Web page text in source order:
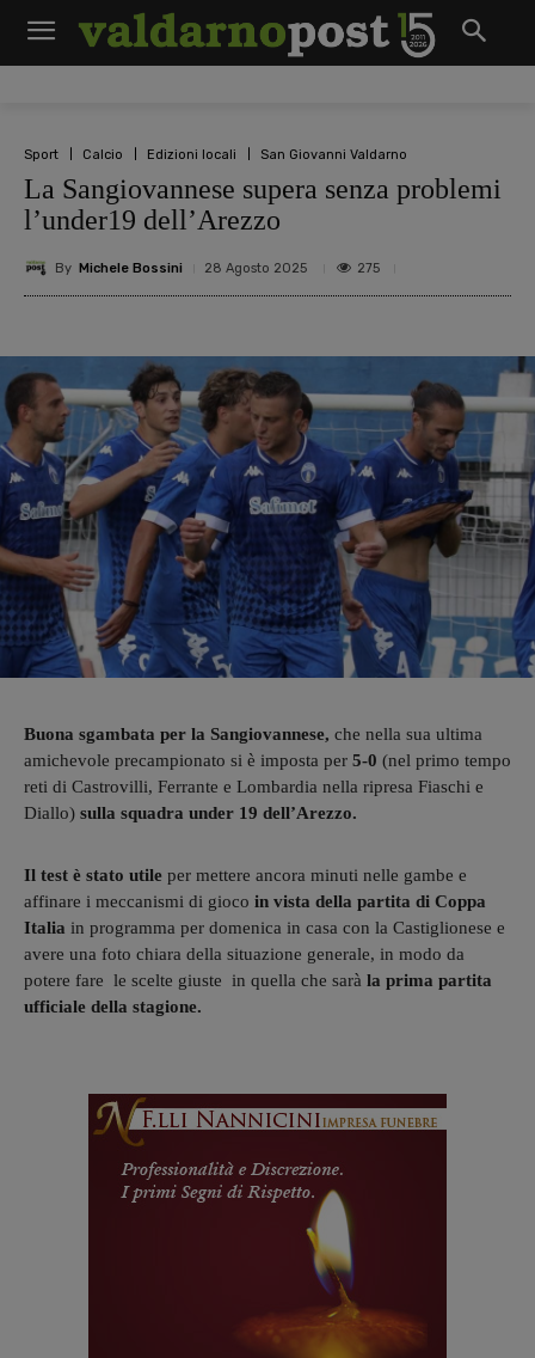
Sport Calcio Edizioni locali San Giovanni Valdarno
La Sangiovannese supera senza problemi
l’under19 dell’Arezzo
By Michele Bossini 28 Agosto 2025 275
Buona sgambata per la Sangiovannese, che nella sua ultima
amichevole precampionato si è imposta per 5-0 (nel primo tempo
reti di Castrovilli, Ferrante e Lombardia nella ripresa Fiaschi e
Diallo) sulla squadra under 19 dell’Arezzo.
Il test è stato utile per mettere ancora minuti nelle gambe e
affinare i meccanismi di gioco in vista della partita di Coppa
Italia in programma per domenica in casa con la Castiglionese e
avere una foto chiara della situazione generale, in modo da
potere fare le scelte giuste in quella che sarà la prima partita
ufficiale della stagione.